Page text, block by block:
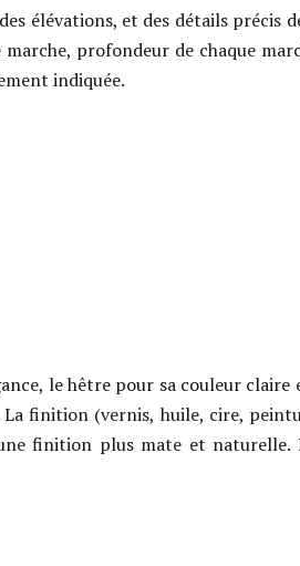
élévations, et des détails précis
profondeur de chaque
indiquée.
le hêtre pour sa couleur
finition (vernis, huile, cire,
finition plus mate et